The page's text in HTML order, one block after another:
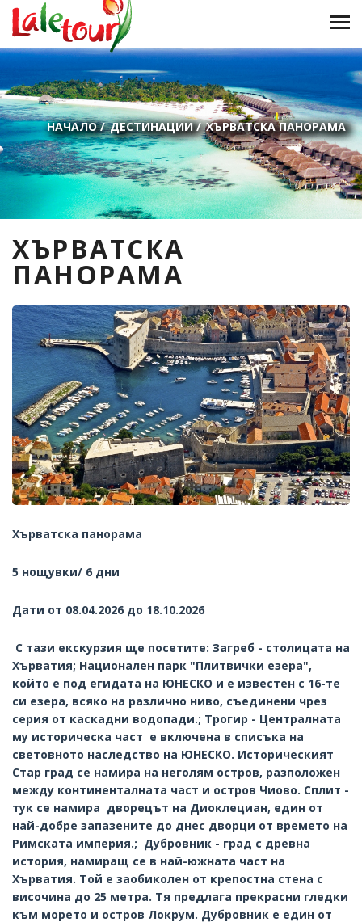
НАЧАЛО/ ДЕСТИНАЦИИ/ ХЪРВАТСКА ПАНОРАМА
ХЪРВАТСКА
ПАНОРАМА
Хърватска панорама
5 нощувки/ 6 дни
Дати от 08.04.2026 до 18.10.2026
С тази екскурзия ще посетите: Загреб - столицата на
Хърватия; Национален парк "Плитвички езера",
който е под егидата на ЮНЕСКО и е известен с 16-те
си езера, всяко на различно ниво, съединени чрез
серия от каскадни водопади.; Трогир - Централната
му историческа част е включена в списъка на
световното наследство на ЮНЕСКО. Историческият
Стар град се намира на неголям остров, разположен
между континенталната част и остров Чиово. Сплит -
тук се намира дворецът на Диоклециан, един от
най-добре запазените до днес дворци от времето на
Римската империя.; Дубровник - град с древна
история, намиращ се в най-южната част на
Хърватия. Той е заобиколен от крепостна стена с
височина до 25 метра. Тя предлага прекрасни гледки
към морето и остров Локрум. Дубровник е един от